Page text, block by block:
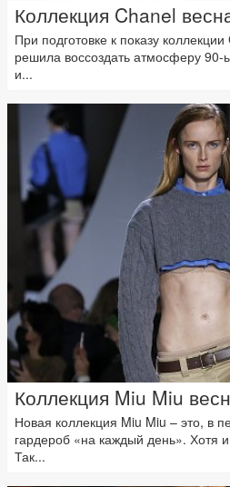
Коллекция Chanel
При подготовке к показу
решила воссоздать атмосферу
и...
Коллекция Miu Miu
Новая коллекция Miu Miu – это, в
гардероб «на каждый день». Хотя
Так...